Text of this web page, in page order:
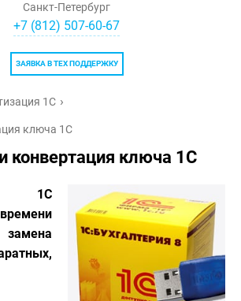
Санкт-Петербург
+7 (812) 507-60-67
ЗАЯВКА В ТЕХ ПОДДЕРЖКУ
1С
ключа 1С
конвертация ключа 1С
1С